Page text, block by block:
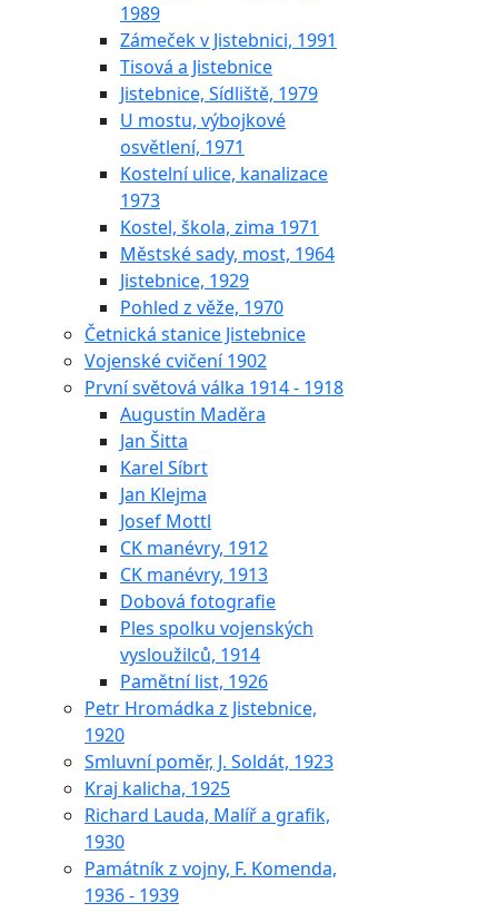
1989
Zámeček v Jistebnici, 1991
Tisová a Jistebnice
Jistebnice, Sídliště, 1979
U mostu, výbojkové
osvětlení, 1971
Kostelní ulice, kanalizace
1973
Kostel, škola, zima 1971
Městské sady, most, 1964
Jistebnice, 1929
Pohled z věže, 1970
Četnická stanice Jistebnice
Vojenské cvičení 1902
První světová válka 1914 - 1918
Augustin Maděra
Jan Šitta
Karel Síbrt
Jan Klejma
Josef Mottl
CK manévry, 1912
CK manévry, 1913
Dobová fotografie
Ples spolku vojenských
vysloužilců, 1914
Pamětní list, 1926
Petr Hromádka z Jistebnice,
1920
Smluvní poměr, J. Soldát, 1923
Kraj kalicha, 1925
Richard Lauda, Malíř a grafik,
1930
Památník z vojny, F. Komenda,
1936 - 1939